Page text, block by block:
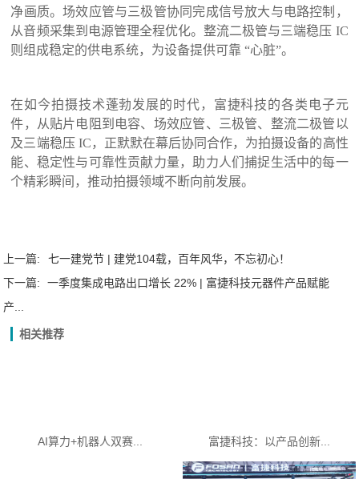
净画质。场效应管与三极管协同完成信号放大与电路控制，
从音频采集到电源管理全程优化。整流二极管与三端稳压 IC
则组成稳定的供电系统，为设备提供可靠 “心脏”。
在如今拍摄技术蓬勃发展的时代，富捷科技的各类电子元
件，从贴片电阻到电容、场效应管、三极管、整流二极管以
及三端稳压 IC，正默默在幕后协同合作，为拍摄设备的高性
能、稳定性与可靠性贡献力量，助力人们捕捉生活中的每一
个精彩瞬间，推动拍摄领域不断向前发展。
上一篇:
七一建党节 | 建党104载，百年风华，不忘初心！
下一篇:
一季度集成电路出口增长 22% | 富捷科技元器件产品赋能
产...
相关推荐
AI算力+机器人双赛... 富捷科技：以产品创新...